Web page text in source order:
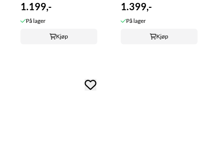
1.199,-
På lager
Kjøp
1.399,-
På lager
Kjøp